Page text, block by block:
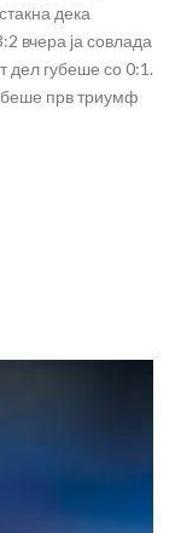
дека
вчера ја совлада
дел губеше со 0:1.
беше прв триумф